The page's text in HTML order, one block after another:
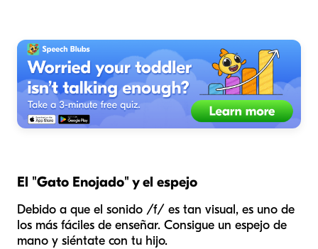
El "Gato Enojado" y el espejo
Debido a que el sonido /f/ es tan visual, es uno de
los más fáciles de enseñar. Consigue un espejo de
mano y siéntate con tu hijo.